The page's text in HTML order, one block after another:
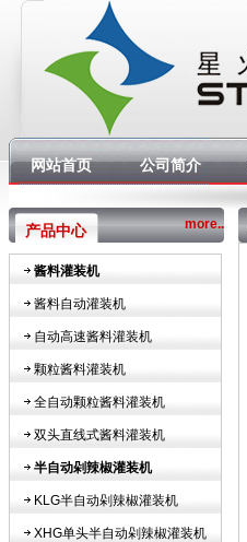
网站首页 公司简介
产品中心 more..
酱料灌装机
酱料自动灌装机
自动高速酱料灌装机
颗粒酱料灌装机
全自动颗粒酱料灌装机
双头直线式酱料灌装机
半自动剁辣椒灌装机
KLG半自动剁辣椒灌装机
XHG单头半自动剁辣椒灌装机